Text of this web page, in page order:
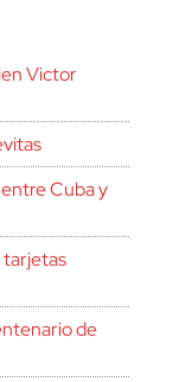
Victor
Cuba y
tarjetas
de